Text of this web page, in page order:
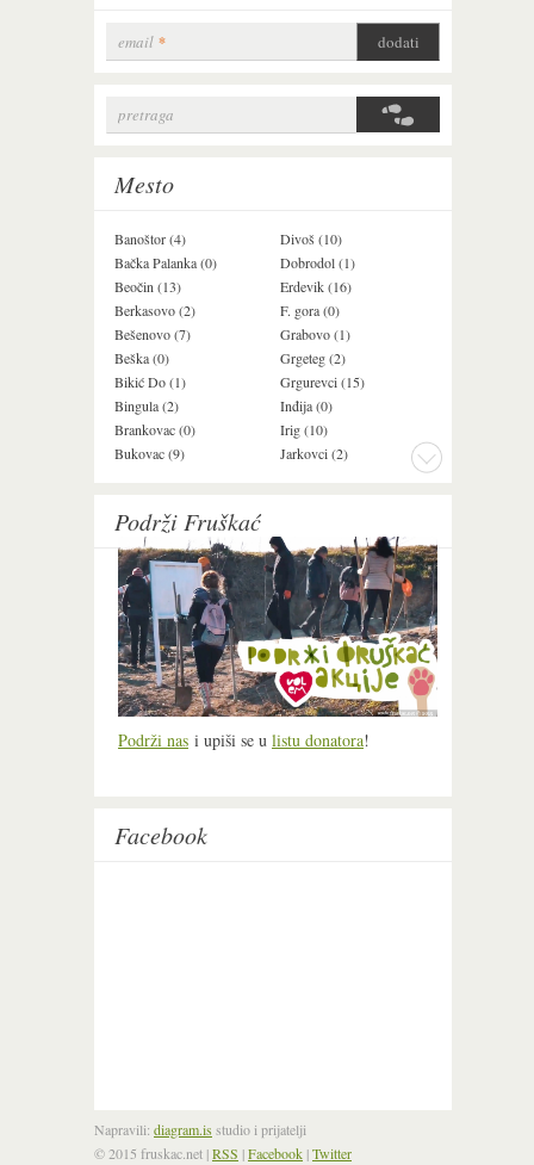
email *
Search form
pretraga
Mesto
Banoštor (4)
Bačka Palanka (0)
Beočin (13)
Berkasovo (2)
Bešenovo (7)
Beška (0)
Bikić Do (1)
Bingula (2)
Brankovac (0)
Bukovac (9)
Divoš (10)
Dobrodol (1)
Erdevik (16)
F. gora (0)
Grabovo (1)
Grgeteg (2)
Grgurevci (15)
Inđija (0)
Irig (10)
Jarkovci (2)
Podrži Fruškać
Podrži nas i upiši se u listu donatora!
Facebook
Napravili: diagram.is studio i prijatelji
© 2015 fruskac.net |RSS |Facebook |Twitter